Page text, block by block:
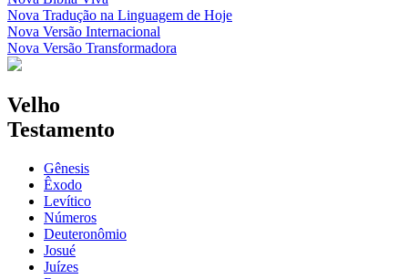
Nova Tradução na Linguagem de Hoje
Nova Versão Internacional
Nova Versão Transformadora
Velho
Testamento
Gênesis
Êxodo
Levítico
Números
Deuteronômio
Josué
Juízes